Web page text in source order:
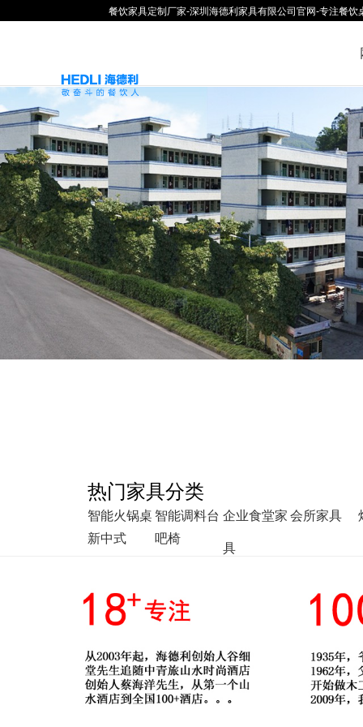
餐饮家具定制厂家-深圳海德利家具有限公司官网-专注餐饮
热门家具分类
智能火锅桌 智能调料台 企业食堂家
具
会所家具
新中式
吧椅